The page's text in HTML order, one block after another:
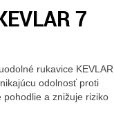
7
rukavice KEVLAR
odolnosť proti
a znižuje riziko